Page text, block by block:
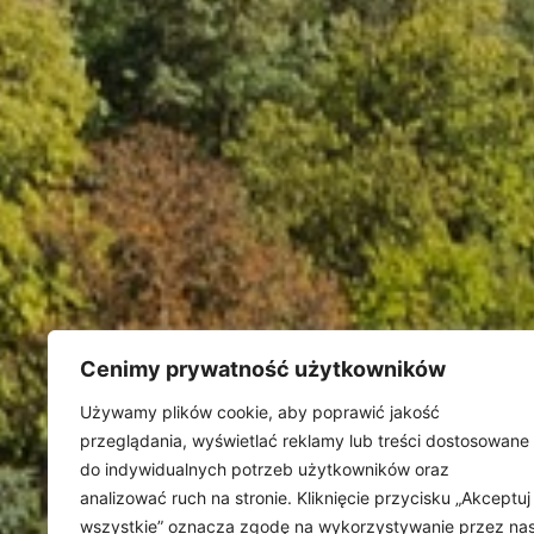
Cenimy prywatność użytkowników
Używamy plików cookie, aby poprawić jakość
przeglądania, wyświetlać reklamy lub treści dostosowane
do indywidualnych potrzeb użytkowników oraz
analizować ruch na stronie. Kliknięcie przycisku „Akceptuj
wszystkie” oznacza zgodę na wykorzystywanie przez